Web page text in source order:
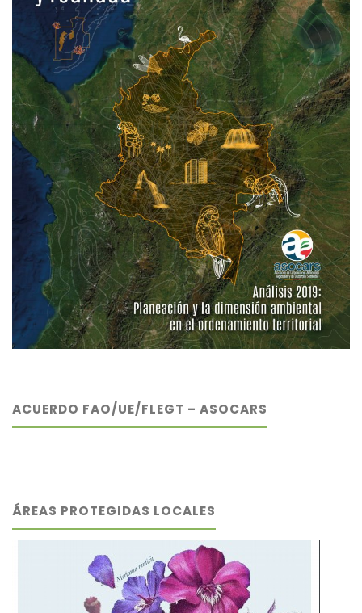
ACUERDO FAO/UE/FLEGT – ASOCARS
ÁREAS PROTEGIDAS LOCALES